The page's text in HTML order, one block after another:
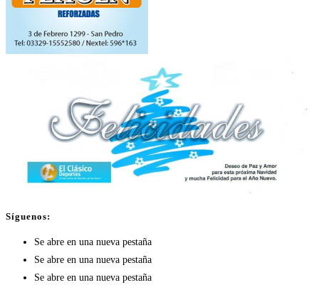
Síguenos:
Se abre en una nueva pestaña
Se abre en una nueva pestaña
Se abre en una nueva pestaña